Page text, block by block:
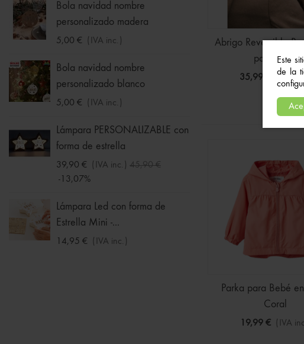
Este
de la
Bola navidad nombre
personalizado madera
5,00 € (IVA inc.)
Bola navidad nombre
personalizado blanco
5,00 € (IVA inc.)
Lámpara PERSONALIZABLE con
forma de estrella
39,90 € (IVA inc.)
45,90 €
-13,07%
Lámpara Led con forma de
Estrella Mini -...
14,95 € (IVA inc.)
Calcetines
Hucha CAJA
33,95 € (IVA inc.)
Sudadera
Ball - Manga
-30%
Chaleco En
Niña
-30%
Abrigo Reversible
para Bebé
35,99 € (IVA
Parka para Bebé
Coral
19,99 € (IVA